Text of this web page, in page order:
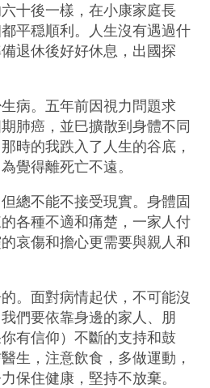
十後一樣，在小康家庭長
平穏順利。人生沒有遇過什
退休後好好休息，出國探
病。五年前因視力問題求
肺癌，並巳擴散到身體不同
時的我跌入了人生的谷底，
覺得離死亡不遠。
總不能不接受現實。身體固
各種不適和痛楚，一家人付
哀傷和擔心更需要與親人和
。面對病情起伏，不可能沒
們要依靠身邊的家人、朋
有信仰）不斷的支持和鼓
生，注意飲食，多做運動，
保住健康，堅持不放棄。